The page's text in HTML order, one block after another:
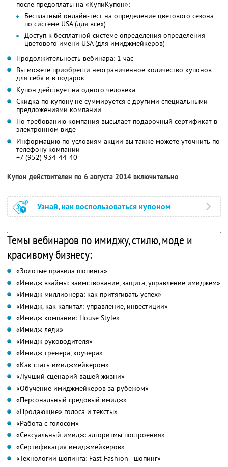
после предоплаты на «КупиКупон»:
Бесплатный онлайн-тест на определение цветового сезона
по системе USA (для всех)
Доступ к бесплатной системе определения определения
цветового имени USA (для имиджмейкеров)
Продолжительность вебинара: 1 час
Вы можете приобрести неограниченное количество купонов
для себя и в подарок
Купон действует на одного человека
Скидка по купону не суммируется с другими специальными
предложениями компании
По требованию компания высылает подарочный сертификат в
электронном виде
Информацию по условиям акции вы также можете уточнить по
телефону компании
+7 (952) 934-44-40
Купон действителен по 6 августа 2014 включительно
Узнай, как воспользоваться купоном
Темы вебинаров по имиджу, стилю, моде и
красивому бизнесу:
«Золотые правила шопинга»
«Имидж взаймы: заимствование, защита, управление имиджем»
«Имидж миллионера: как притягивать успех»
«Имидж, как капитал: управление, инвестиции»
«Имидж компании: House Style»
«Имидж леди»
«Имидж руководителя»
«Имидж тренера, коучера»
«Как стать имиджмейкером»
«Лучший сценарий вашей жизни»
«Обучение имиджмейкеров за рубежом»
«Персональный средовый имидж»
«Продающие» голоса и тексты»
«Работа с голосом»
«Сексуальный имидж: алгоритмы построения»
«Сертификация имиджмейкеров»
«Технологии шопинга: Fast Fashion - шопинг»